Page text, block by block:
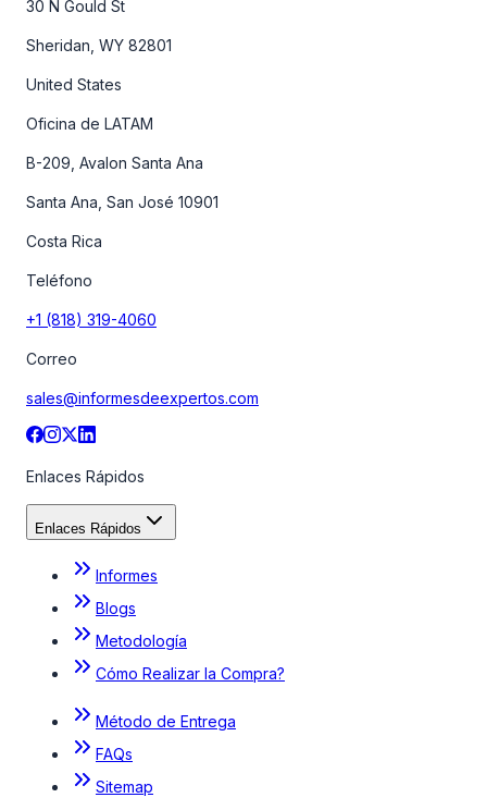
30 N Gould St
Sheridan, WY 82801
United States
Oficina de LATAM
B-209, Avalon Santa Ana
Santa Ana, San José 10901
Costa Rica
Teléfono
+1 (818) 319-4060
Correo
sales@informesdeexpertos.com
Enlaces Rápidos
Enlaces Rápidos
Informes
Blogs
Metodología
Cómo Realizar la Compra?
Método de Entrega
FAQs
Sitemap